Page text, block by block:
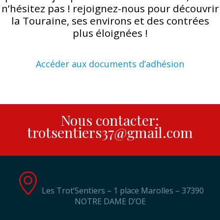
n’hésitez pas ! rejoignez-nous pour découvrir
la Touraine, ses environs et des contrées
plus éloignées !
Accéder aux documents d’adhésion
Nous contacter:
trotsentiers37@gmail.com
Les Trot’Sentiers – 1 place Marolles – 37390
NOTRE DAME D’OE